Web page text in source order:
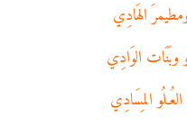
الهَادِي
وبَنَات الوَادِي
المِسَادِي